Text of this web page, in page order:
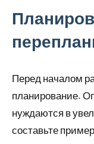
Перед началом
планирование.
нуждаются в
составьте